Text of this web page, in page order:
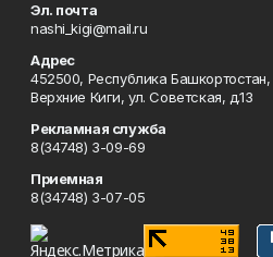
Эл. почта
nashi_kigi@mail.ru
Адрес
452500, Республика
Верхние Киги, ул. Советская, д.13
Рекламная служба
8(34748) 3-09-69
Приемная
8(34748) 3-07-05